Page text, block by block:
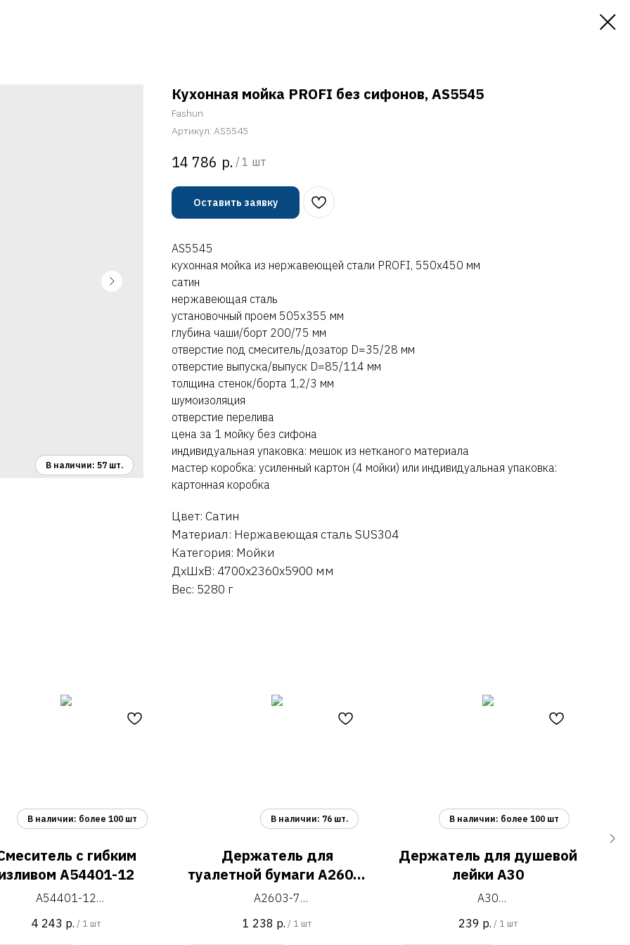
Кухонная мойка PROFI без сифонов, AS5545
Fashun
Артикул: AS5545
14 786 р. /1 шт
Оставить заявку
AS5545
кухонная мойка из нержавеющей стали PROFI, 550х450 мм
сатин
нержавеющая сталь
установочный проем 505х355 мм
глубина чаши/борт 200/75 мм
отверстие под смеситель/дозатор D=35/28 мм
отверстие выпуска/выпуск D=85/114 мм
толщина стенок/борта 1,2/3 мм
шумоизоляция
отверстие перелива
цена за 1 мойку без сифона
индивидуальная упаковка: мешок из нетканого материала
мастер коробка: усиленный картон (4 мойки) или индивидуальная упаковка:
картонная коробка
Цвет: Сатин
Материал: Нержавеющая сталь SUS304
Категория: Мойки
ДxШxВ: 4700x2360x5900 мм
Вес: 5280 г
с гибким
A54401-12
A54401-12
сатин/серый
4 243 р. / 1 шт
Держатель для
туалетной бумаги A2603-
7
A2603-7
крышкой настенного монтажа,
1 238 р. / 1 шт
Держатель для душевой
лейки A30
A30
лейки с возможностью
239 р. / 1 шт